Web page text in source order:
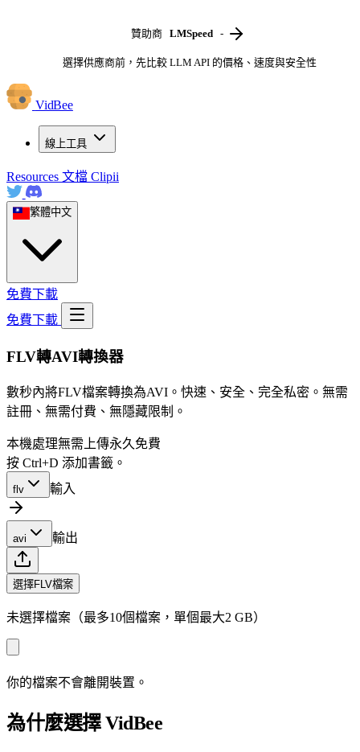
贊助商 LMSpeed -
選擇供應商前，先比較 LLM API 的價格、速度與安全性
VidBee
線上工具
Resources 文檔 Clipii
繁體中文
免費下載
免費下載
FLV轉AVI轉換器
數秒內將FLV檔案轉換為AVI。快速、安全、完全私密。無需
註冊、無需付費、無隱藏限制。
本機處理無需上傳永久免費
按 Ctrl+D 添加書籤。
flv 輸入
avi 輸出
選擇FLV檔案
未選擇檔案（最多10個檔案，單個最大2 GB）
你的檔案不會離開裝置。
為什麼選擇 VidBee